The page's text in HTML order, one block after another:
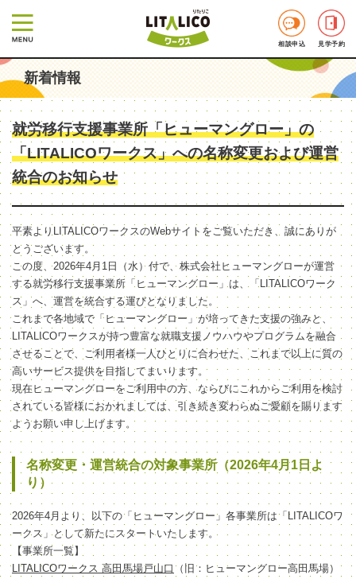
相談申込 見学予約
新着情報
就労移行支援事業所「ヒューマングロー」の
「LITALICOワークス」への名称変更および運営
統合のお知らせ
平素よりLITALICOワークスのWebサイトをご覧いただき、誠にありが
とうございます。
この度、2026年4月1日（水）付で、株式会社ヒューマングローが運営
する就労移行支援事業所「ヒューマングロー」は、「LITALICOワーク
ス」へ、運営を統合する運びとなりました。
これまで各地域で「ヒューマングロー」が培ってきた支援の強みと、
LITALICOワークスが持つ豊富な就職支援ノウハウやプログラムを融合
させることで、ご利用者様一人ひとりに合わせた、これまで以上に質の
高いサービス提供を目指してまいります。
現在ヒューマングローをご利用中の方、ならびにこれからご利用を検討
されている皆様におかれましては、引き続き変わらぬご愛顧を賜ります
ようお願い申し上げます。
名称変更・運営統合の対象事業所（2026年4月1日よ
り）
2026年4月より、以下の「ヒューマングロー」各事業所は「LITALICOワ
ークス」として新たにスタートいたします。
【事業所一覧】
LITALICOワークス 高田馬場戸山口 （旧：ヒューマングロー高田馬場）